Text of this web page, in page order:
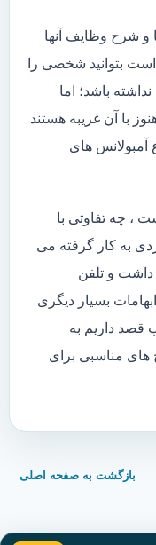
و شرح وظایف آنها
است بتوانید شخصی را
باشد؛ اما
با آن غریبه هستند
آمبولانس های
، چه تفاوتی با
به کار گرفته می
و تلفن
بسیار دیگری
قصد داریم به
های مناسبی برای
بازگشت به صفحه اصلی